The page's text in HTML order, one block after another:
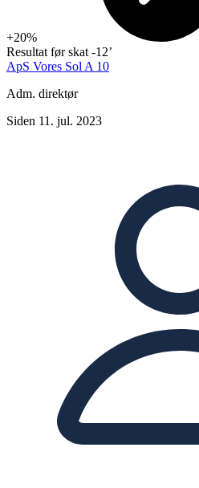
+20%
Resultat før skat -12’
ApS Vores Sol A 10
Adm. direktør
Siden 11. jul. 2023